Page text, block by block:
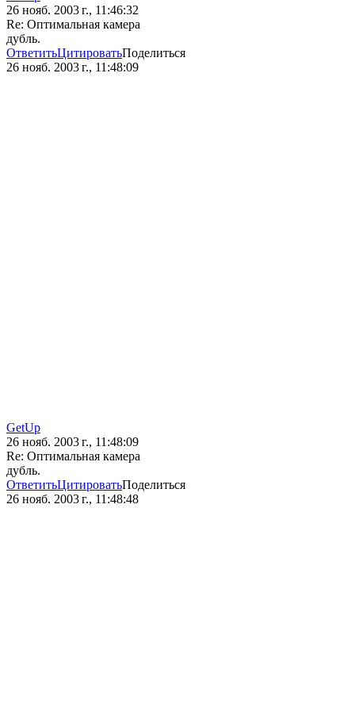
26 нояб. 2003 г., 11:46:32
Re: Оптимальная камера
дубль.
ОтветитьЦитироватьПоделиться
26 нояб. 2003 г., 11:48:09
GetUp
26 нояб. 2003 г., 11:48:09
Re: Оптимальная камера
дубль.
ОтветитьЦитироватьПоделиться
26 нояб. 2003 г., 11:48:48